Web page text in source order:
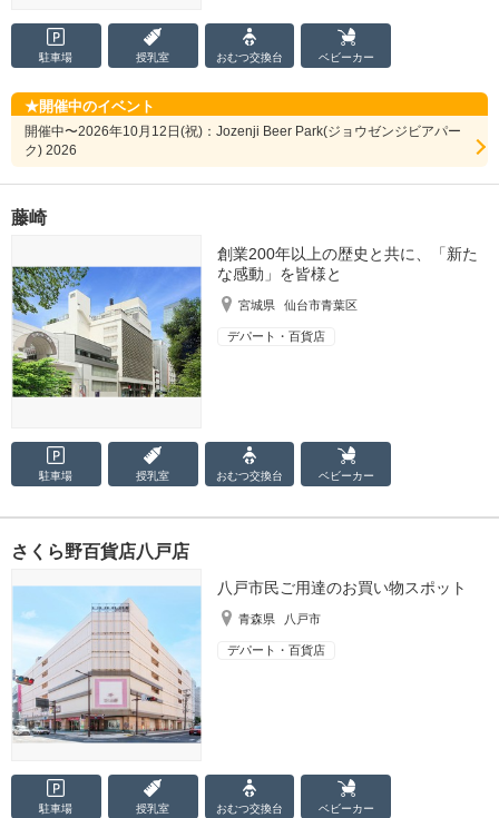
駐車場 授乳室 おむつ交換台 ベビーカー
開催中のイベント
開催中〜2026年10月12日(祝)：Jozenji Beer Park(ジョウゼンジビアパー
ク) 2026
藤崎
創業200年以上の歴史と共に、「新た
な感動」を皆様と
宮城県 仙台市青葉区
デパート・百貨店
駐車場 授乳室 おむつ交換台 ベビーカー
さくら野百貨店八戸店
八戸市民ご用達のお買い物スポット
青森県 八戸市
デパート・百貨店
駐車場 授乳室 おむつ交換台 ベビーカー